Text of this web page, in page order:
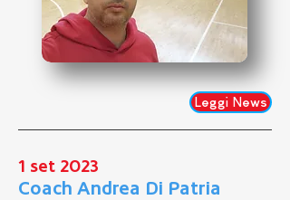
Leggi News
1 set 2023
Coach Andrea Di Patria